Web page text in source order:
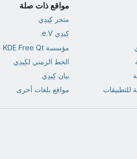
مواقع ذات صلة
متجر كِيدِي
كِيدِي e.V.
مؤسسة KDE Free Qt
الخط الزمني لكِيدِي
بيان كِيدِي
مواقع بلغات أخرى